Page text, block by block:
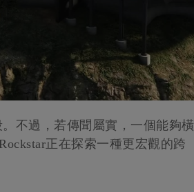
不過，若傳聞屬實，一個能夠橫
正在探索一種更宏觀的跨